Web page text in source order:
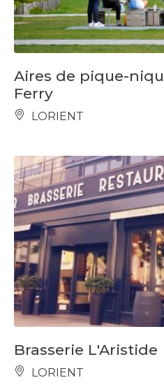
Aires de pique-
Ferry
LORIENT
Brasserie L'Aristide
LORIENT